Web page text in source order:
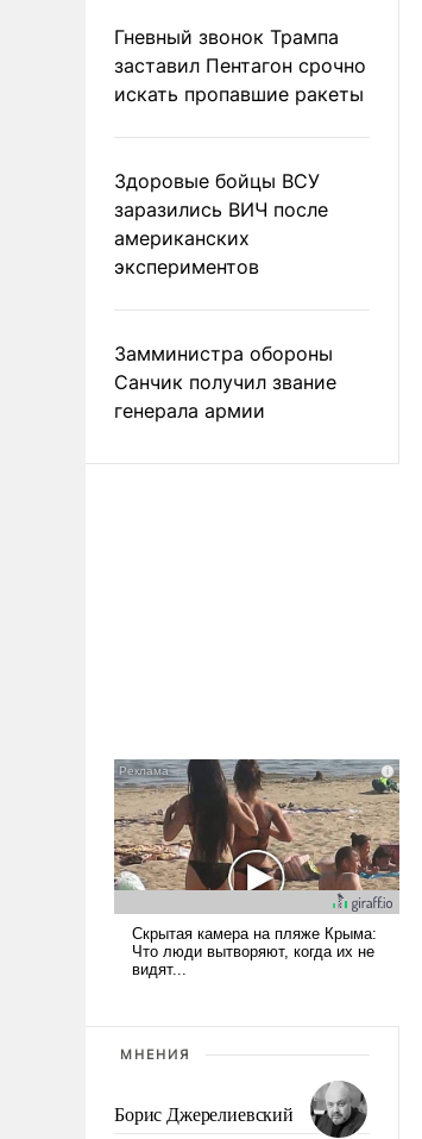
Гневный звонок Трампа
заставил Пентагон срочно
искать пропавшие ракеты
Здоровые бойцы ВСУ
заразились ВИЧ после
американских
экспериментов
Замминистра обороны
Санчик получил звание
генерала армии
МНЕНИЯ
Борис Джерелиевский